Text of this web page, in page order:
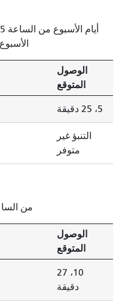
الأسبوع من
الوصول
المتوقع
5، 25 دقيقة
التنبؤ غير
متوفر
من الساعة 5 صباحاً حتى منتصف
الوصول
المتوقع
10، 27
دقيقة